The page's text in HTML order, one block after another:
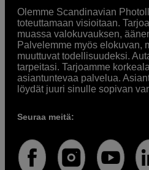
Olemme Scandinavian
toteuttamaan visioitaan.
muassa valokuvauksen,
Palvelemme myös elokuvan,
muuttuvat todellisuudeksi.
tarpeitasi. Tarjoamme
asiantuntevaa palvelua.
löydät juuri sinulle sopivan
Seuraa meitä: